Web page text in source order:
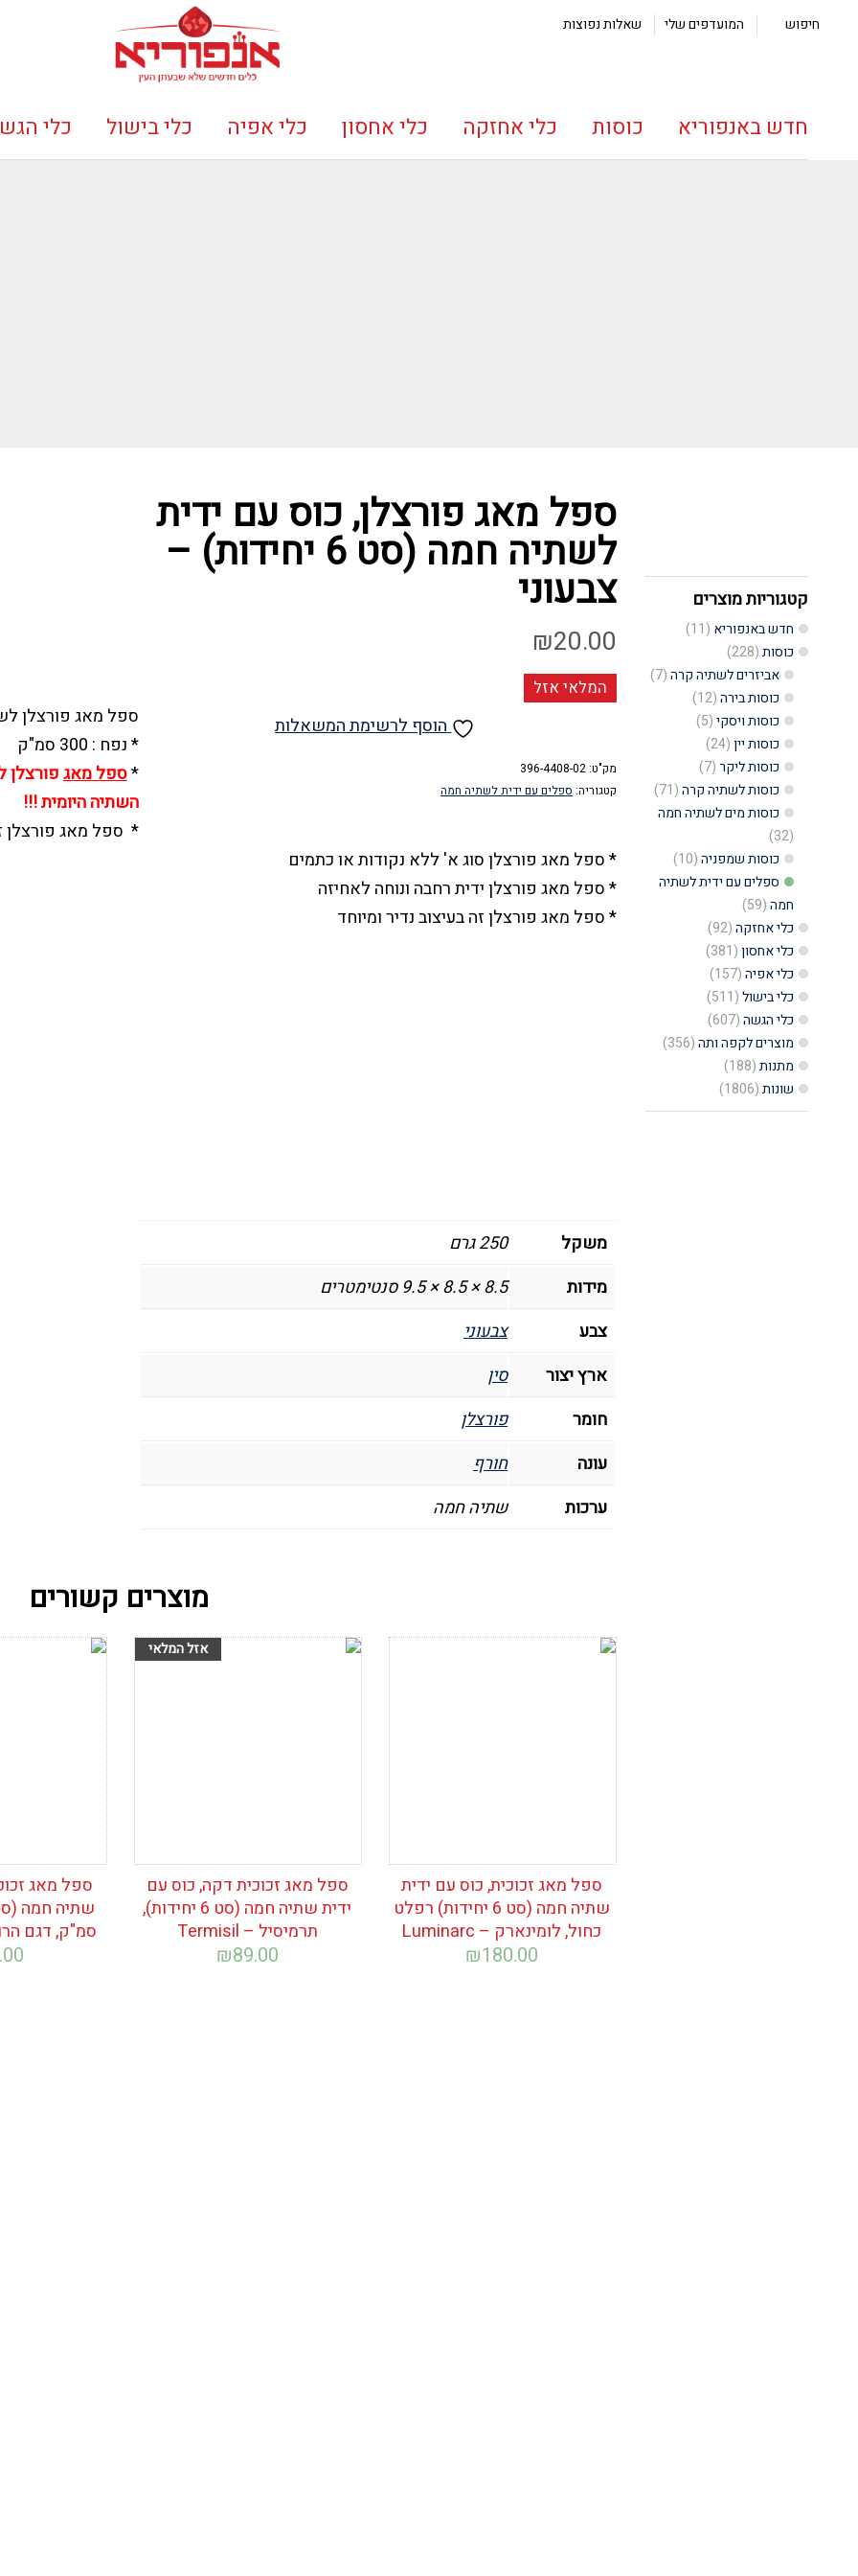
חיפוש המועדפים שלי שאלות נפוצות
חדש באנפוריא כוסות כלי אחזקה כלי אחסון כלי אפיה כלי בישול כלי
קטגוריות מוצרים
חדש באנפוריא (11)
כוסות(228)
אביזרים לשתיה קרה(7)
כוסות בירה(12)
כוסות ויסקי(5)
כוסות יין(24)
כוסות ליקר(7)
כוסות לשתיה קרה(71)
כוסות מים לשתיה חמה
(32)
כוסות שמפניה(10)
ספלים עם ידית לשתיה
חמה(59)
כלי אחזקה(92)
כלי אחסון(381)
כלי אפיה(157)
כלי בישול(511)
כלי הגשה(607)
מוצרים לקפה ותה(356)
מתנות(188)
שונות(1806)
ספל מאג פורצלן, כוס עם ידית
לשתיה חמה (סט 6 יחידות) –
צבעוני
₪20.00
המלאי אזל
הוסף לרשימת המשאלות
מק"ט: 396-4408-02
קטגוריה: ספלים עם ידית לשתיה חמה
ספל מאג פורצלן
* נפח : 300 סמ"ק
*ספל מאגפורצלן
השתיה היומית !!!
* ספל מאג פורצלן
* ספל מאג פורצלן סוג א' ללא נקודות או כתמים
* ספל מאג פורצלן ידית רחבה ונוחה לאחיזה
* ספל מאג פורצלן זה בעיצוב נדיר ומיוחד
משקל
250 גרם
מידות
8.5 × 8.5 × 9.5 סנטימטרים
צבע
צבעוני
ארץ יצור
סין
חומר
פורצלן
עונה
חורף
ערכות
שתיה חמה
מוצרים קשורים
ספל מאג זכוכית, כוס עם ידית
שתיה חמה (סט 6 יחידות) רפלט
כחול, לומינארק – Luminarc
₪180.00
ספל מאג זכוכית דקה, כוס עם
ידית שתיה חמה (סט 6 יחידות),
תרמיסיל – Termisil
₪89.00
ספל מאג
סמ"ק, דגם